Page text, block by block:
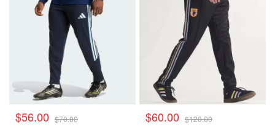
$56.00 $70.00 $60.00 $120.00